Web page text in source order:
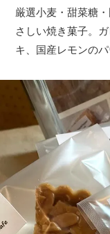
厳選小麦・甜菜糖
さしい焼き菓子。
キ、国産レモンの